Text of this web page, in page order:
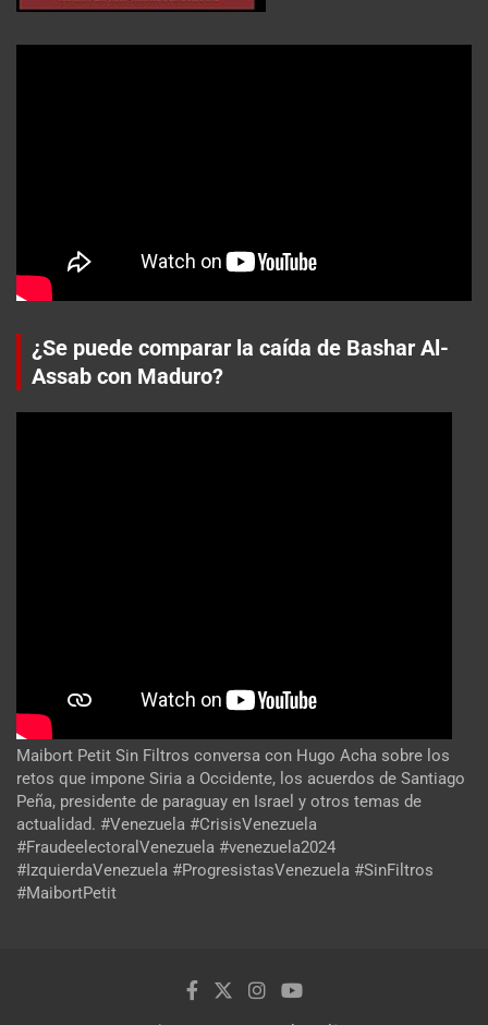
¿Se puede comparar la caída de Bashar Al-
Assab con Maduro?
Maibort Petit Sin Filtros conversa con Hugo Acha sobre los
retos que impone Siria a Occidente, los acuerdos de Santiago
Peña, presidente de paraguay en Israel y otros temas de
actualidad. #Venezuela #CrisisVenezuela
#FraudeelectoralVenezuela #venezuela2024
#IzquierdaVenezuela #ProgresistasVenezuela #SinFiltros
#MaibortPetit